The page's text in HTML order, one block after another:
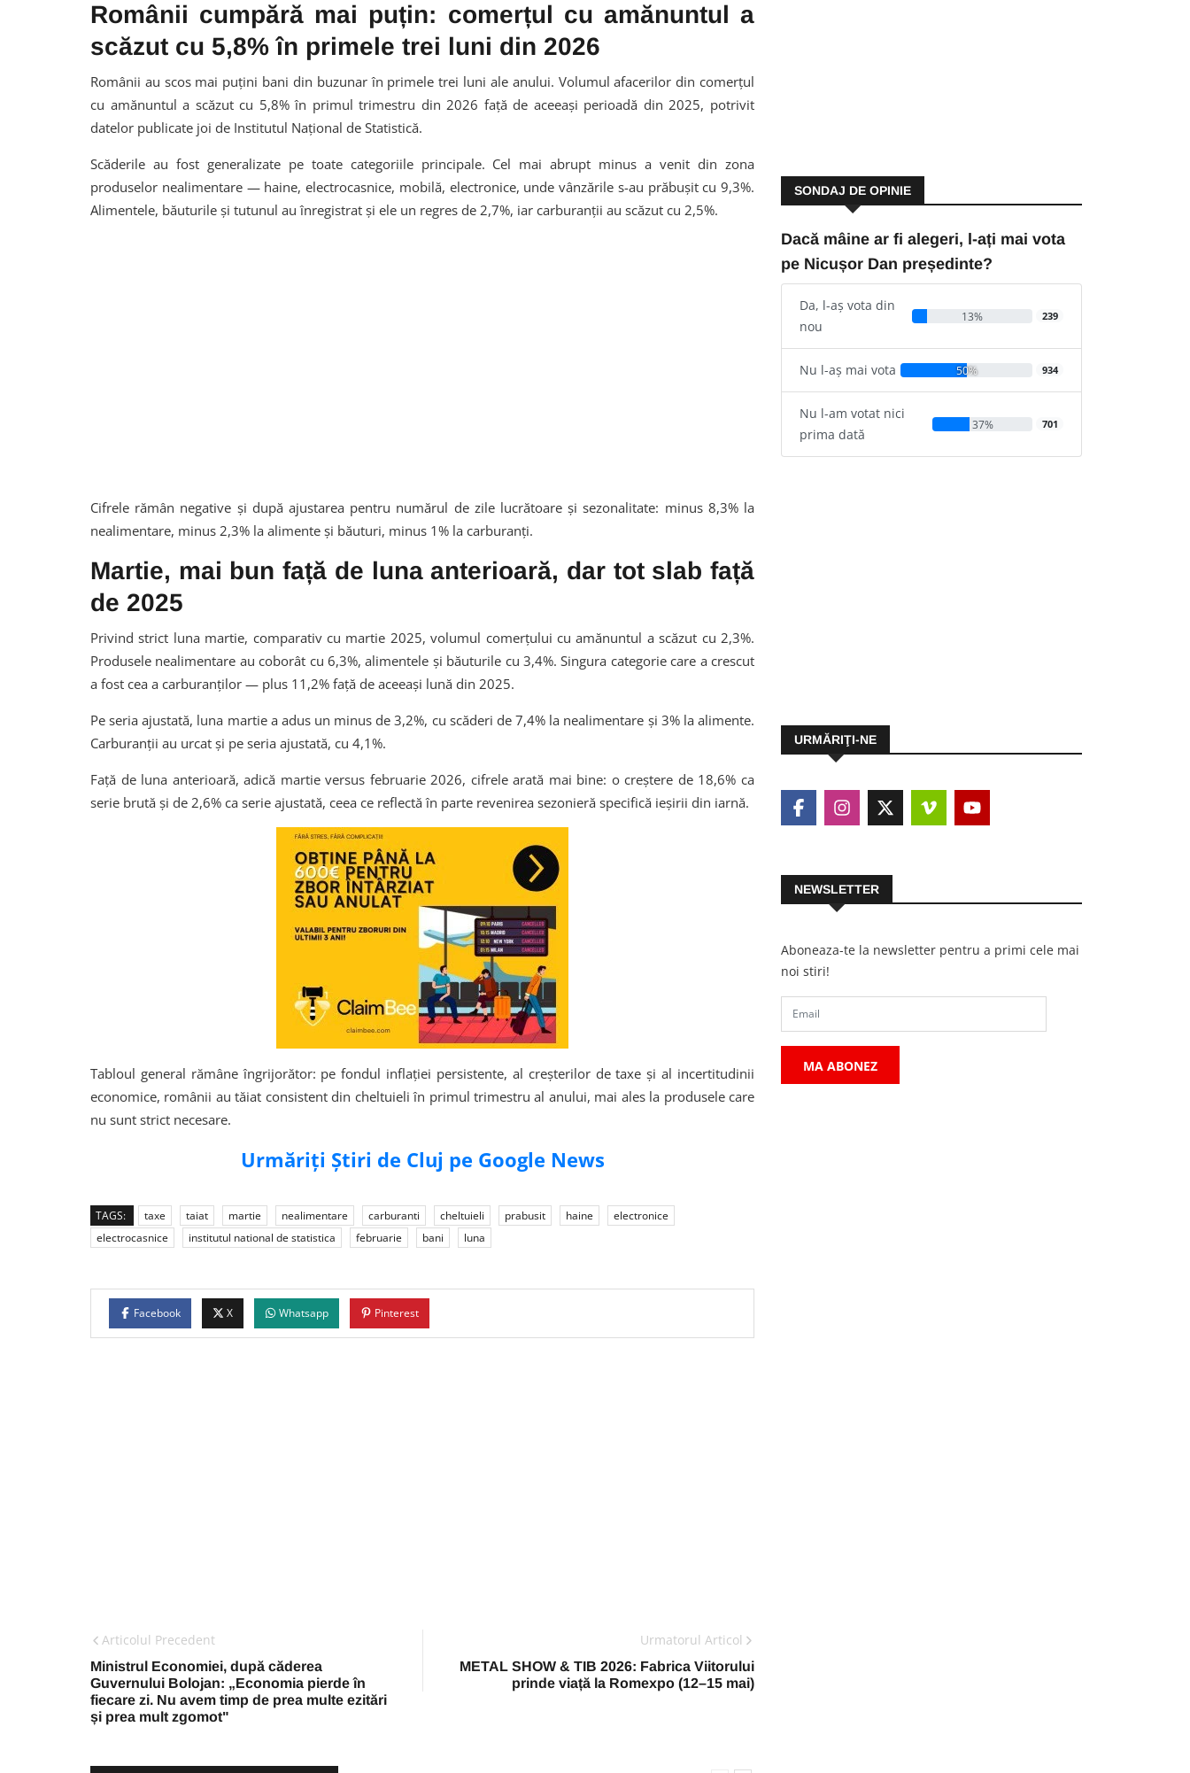
Românii cumpără mai puțin: comerțul cu amănuntul a
scăzut cu 5,8% în primele trei luni din 2026
Românii au scos mai puțini bani din buzunar în primele trei luni ale anului. Volumul afacerilor din comerțul
cu amănuntul a scăzut cu 5,8% în primul trimestru din 2026 față de aceeași perioadă din 2025, potrivit
datelor publicate joi de Institutul Național de Statistică.
Scăderile au fost generalizate pe toate categoriile principale. Cel mai abrupt minus a venit din zona
produselor nealimentare — haine, electrocasnice, mobilă, electronice, unde vânzările s-au prăbușit cu 9,3%.
Alimentele, băuturile și tutunul au înregistrat și ele un regres de 2,7%, iar carburanții au scăzut cu 2,5%.
Cifrele rămân negative și după ajustarea pentru numărul de zile lucrătoare și sezonalitate: minus 8,3% la
nealimentare, minus 2,3% la alimente și băuturi, minus 1% la carburanți.
Martie, mai bun față de luna anterioară, dar tot slab față
de 2025
Privind strict luna martie, comparativ cu martie 2025, volumul comerțului cu amănuntul a scăzut cu 2,3%.
Produsele nealimentare au coborât cu 6,3%, alimentele și băuturile cu 3,4%. Singura categorie care a crescut
a fost cea a carburanților — plus 11,2% față de aceeași lună din 2025.
Pe seria ajustată, luna martie a adus un minus de 3,2%, cu scăderi de 7,4% la nealimentare și 3% la alimente.
Carburanții au urcat și pe seria ajustată, cu 4,1%.
Față de luna anterioară, adică martie versus februarie 2026, cifrele arată mai bine: o creștere de 18,6% ca
serie brută și de 2,6% ca serie ajustată, ceea ce reflectă în parte revenirea sezonieră specifică ieșirii din iarnă.
Tabloul general rămâne îngrijorător: pe fondul inflației persistente, al creșterilor de taxe și al incertitudinii
economice, românii au tăiat consistent din cheltuieli în primul trimestru al anului, mai ales la produsele care
nu sunt strict necesare.
Urmăriți Știri de Cluj pe Google News
TAGS: taxe taiat martie nealimentare carburanti cheltuieli prabusit haine
electronice
electrocasnice
institutul national de statistica februarie bani luna
Facebook X Whatsapp Pinterest
Articolul Precedent
Ministrul Economiei, după căderea
Guvernului Bolojan: „Economia pierde în
fiecare zi. Nu avem timp de prea multe ezitări
și prea mult zgomot"
Urmatorul Articol
METAL SHOW & TIB 2026: Fabrica Viitorului
prinde viață la Romexpo (12–15 mai)
SONDAJ DE OPINIE
Dacă mâine ar fi alegeri, l-ați mai vota
pe Nicușor Dan președinte?
Da, l-aș vota din
nou
13% 239
Nu l-aș mai vota 50% 934
Nu l-am votat nici
prima dată
37% 701
URMĂRIŢI-NE
NEWSLETTER
Aboneaza-te la newsletter pentru a primi cele mai
noi stiri!
MA ABONEZ